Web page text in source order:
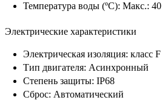
Температура воды (ºC): Макс.: 40
Электрические характеристики
Электрическая изоляция: класс F
Тип двигателя: Асинхронный
Степень защиты: IP68
Сброс: Автоматический